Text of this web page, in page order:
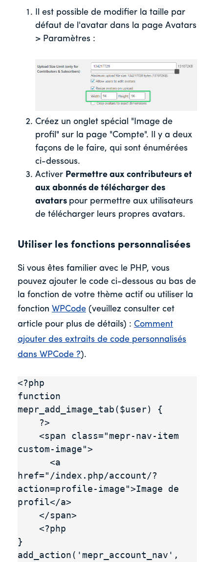
Il est possible de modifier la taille par
défaut de l'avatar dans la page Avatars
> Paramètres :
Créez un onglet spécial "Image de
profil" sur la page "Compte". Il y a deux
façons de le faire, qui sont énumérées
ci-dessous.
Activer Permettre aux contributeurs et
aux abonnés de télécharger des
avatars pour permettre aux utilisateurs
de télécharger leurs propres avatars.
Utiliser les fonctions personnalisées
Si vous êtes familier avec le PHP, vous
pouvez ajouter le code ci-dessous au bas de
la fonction de votre thème actif ou utiliser la
fonction WPCode (veuillez consulter cet
article pour plus de détails) : Comment
ajouter des extraits de code personnalisés
dans WPCode ?).
<?php
function
mepr_add_image_tab($user) {
custom-image">
href="/index.php/account/?
action=profile-image">Image de
profil</a>
}
add_action('mepr_account_nav',